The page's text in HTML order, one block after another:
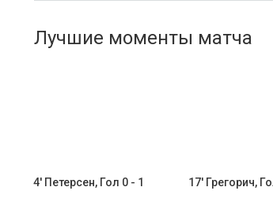
Лучшие моменты матча
4' Петерсен, Гол 0 - 1 17' Грегорич,